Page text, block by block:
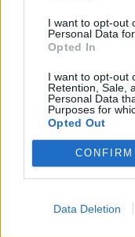
I want to opt-out
Personal Data
Opted In
I want to opt-out
Retention, Sale,
Personal Data
Purposes for
Opted Out
CONFIRM
Data Deletion